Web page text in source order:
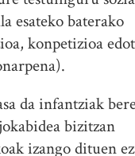
esateko baterako
konpetizioa
da infantziak
bizitzan
izango dituen